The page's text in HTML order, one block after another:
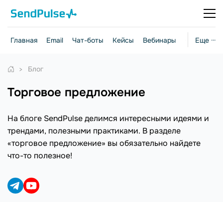
Еще ···
Главная Email Чат-боты Кейсы Вебинары Стратегии
Блог
торговое предложение
На блоге SendPulse делимся интересными идеями и
трендами, полезными практиками. В разделе
«торговое предложение» вы обязательно найдете
что-то полезное!